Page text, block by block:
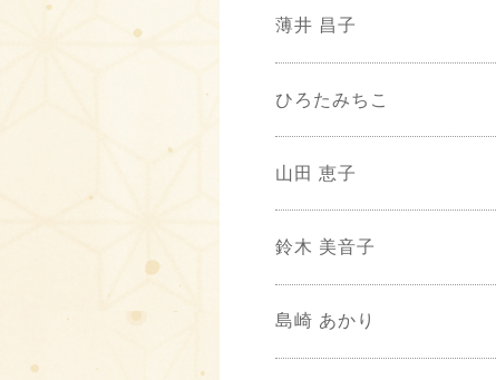
薄井 昌子
ひろたみちこ
山田 恵子
鈴木 美音子
島崎 あかり